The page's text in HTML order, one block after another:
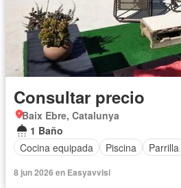
Consultar precio
Baix Ebre, Catalunya
1 Baño
Cocina equipada
Piscina Parrilla
8 jun 2026 en Easyavvisi